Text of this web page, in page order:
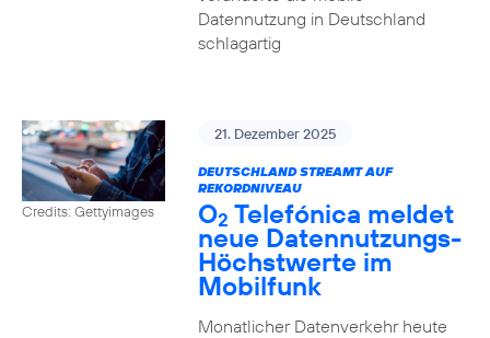
Datennutzung in Deutschland
schlagartig
Credits: Gettyimages
21. Dezember 2025
DEUTSCHLAND STREAMT AUF
REKORDNIVEAU
O2 Telefónica meldet
neue Datennutzungs-
Höchstwerte im
Mobilfunk
Monatlicher Datenverkehr heute